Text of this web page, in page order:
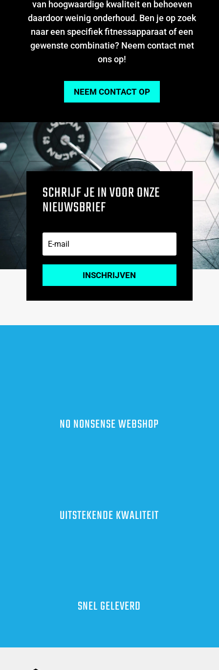
van hoogwaardige kwaliteit en behoeven
daardoor weinig onderhoud. Ben je op zoek
naar een specifiek fitnessapparaat of een
gewenste combinatie? Neem contact met
ons op!
NEEM CONTACT OP
SCHRIJF JE IN VOOR ONZE
NIEUWSBRIEF
INSCHRIJVEN
NO NONSENSE WEBSHOP
UITSTEKENDE KWALITEIT
SNEL GELEVERD